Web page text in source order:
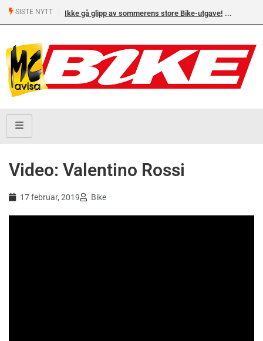
SISTE NYTT Ikke gå glipp av sommerens store Bike-utgave!
Video: Valentino Rossi
17 februar, 2019 Bike